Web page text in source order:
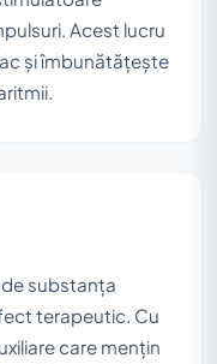
Acest lucru
și îmbunătățește
substanța
terapeutic. Cu
care mențin